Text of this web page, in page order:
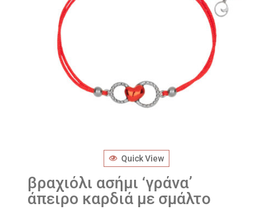
Quick View
βραχιόλι ασήμι ‘γράνα’
άπειρο καρδιά με σμάλτο